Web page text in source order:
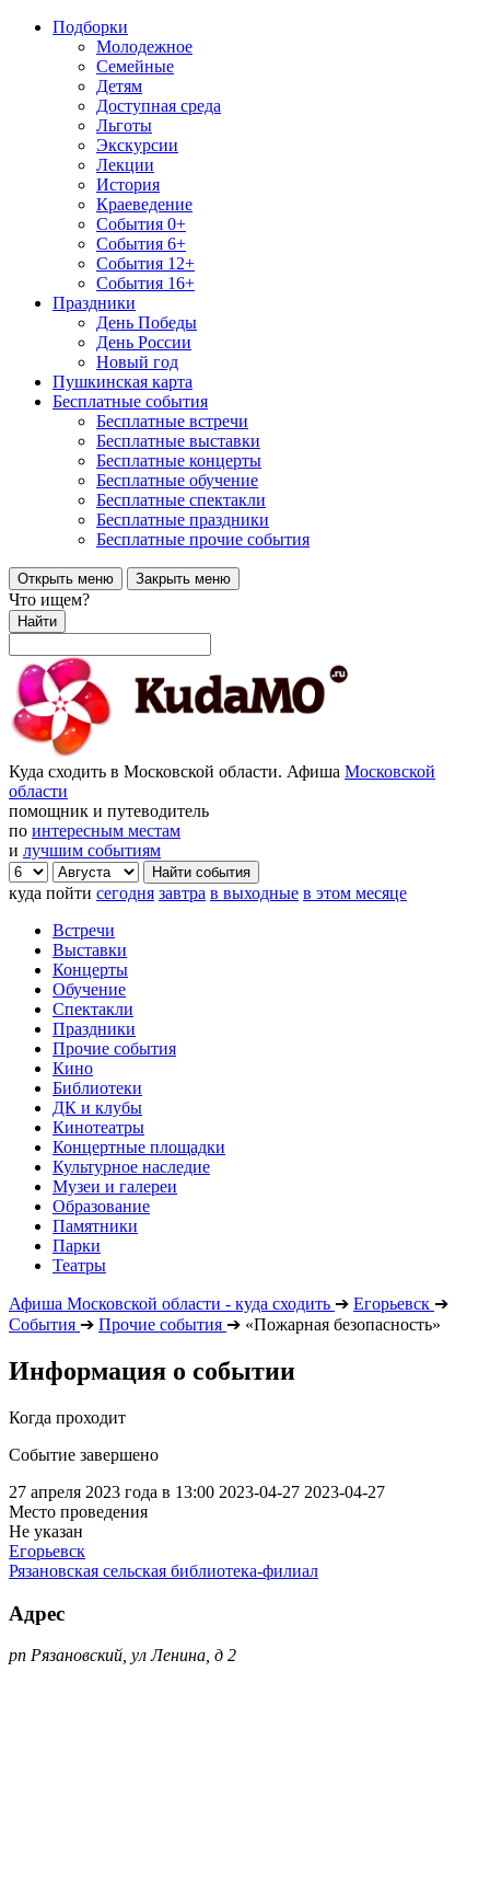
Подборки
Молодежное
Семейные
Детям
Доступная среда
Льготы
Экскурсии
Лекции
История
Краеведение
События 0+
События 6+
События 12+
События 16+
Праздники
День Победы
День России
Новый год
Пушкинская карта
Бесплатные события
Бесплатные встречи
Бесплатные выставки
Бесплатные концерты
Бесплатные обучение
Бесплатные спектакли
Бесплатные праздники
Бесплатные прочие события
Открыть меню Закрыть меню
Что ищем?
Найти
Куда сходить в Московской области. Афиша Московской
области
помощник и путеводитель
по интересным местам
и лучшим событиям
куда пойти сегодня завтра в выходные в этом месяце
Встречи
Выставки
Концерты
Обучение
Спектакли
Праздники
Прочие события
Кино
Библиотеки
ДК и клубы
Кинотеатры
Концертные площадки
Культурное наследие
Музеи и галереи
Образование
Памятники
Парки
Театры
Афиша Московской области - куда сходить ➔ Егорьевск ➔
События ➔ Прочие события ➔ «Пожарная безопасность»
Информация о событии
Когда проходит
Событие завершено
27 апреля 2023 года в 13:00 2023-04-27 2023-04-27
Место проведения
Не указан
Егорьевск
Рязановская сельская библиотека-филиал
Адрес
рп Рязановский, ул Ленина, д 2